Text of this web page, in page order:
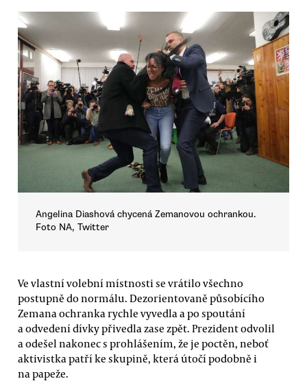
Angelina Diashová chycená Zemanovou ochrankou.
Foto NA, Twitter
Ve vlastní volební místnosti se vrátilo všechno
postupně do normálu. Dezorientovaně působícího
Zemana ochranka rychle vyvedla a po spoutání
a odvedení dívky přivedla zase zpět. Prezident odvolil
a odešel nakonec s prohlášením, že je poctěn, neboť
aktivistka patří ke skupině, která útočí podobně i
na papeže.